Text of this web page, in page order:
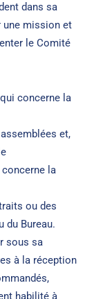
dans sa
une mission et
le Comité
concerne la
et,
la
ou des
du Bureau.
sous sa
à la réception
habilité à